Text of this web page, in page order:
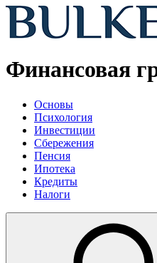
Финансовая
Основы
Психология
Инвестиции
Сбережения
Пенсия
Ипотека
Кредиты
Налоги